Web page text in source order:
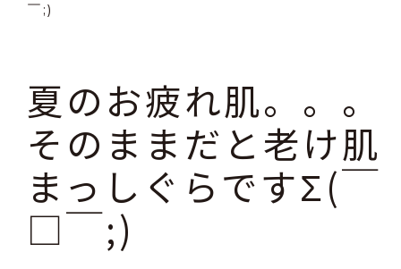
￣;)
夏のお疲れ肌。。。
そのままだと老け肌
まっしぐらですΣ(￣
□￣;)